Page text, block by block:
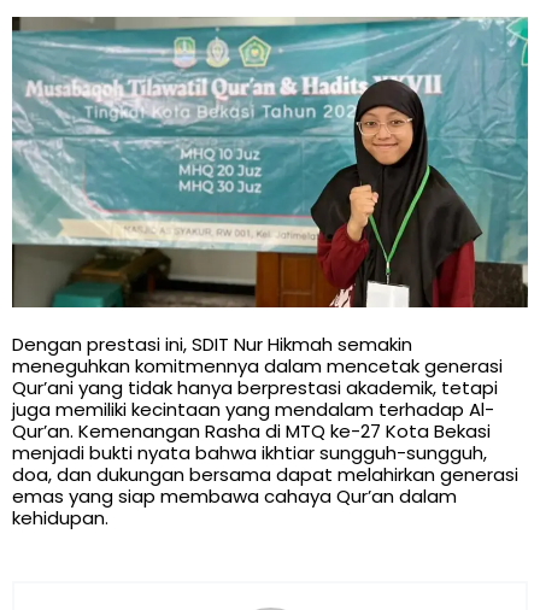
Dengan prestasi ini, SDIT Nur Hikmah semakin
meneguhkan komitmennya dalam mencetak generasi
Qur’ani yang tidak hanya berprestasi akademik, tetapi
juga memiliki kecintaan yang mendalam terhadap Al-
Qur’an. Kemenangan Rasha di MTQ ke-27 Kota Bekasi
menjadi bukti nyata bahwa ikhtiar sungguh-sungguh,
doa, dan dukungan bersama dapat melahirkan generasi
emas yang siap membawa cahaya Qur’an dalam
kehidupan.